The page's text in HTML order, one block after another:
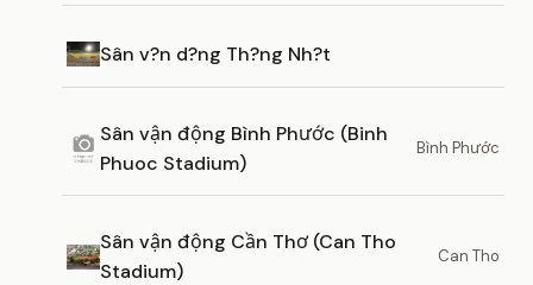
Sân v?n d?ng Th?ng Nh?t
Sân vận động Bình Phước (Binh
Phuoc Stadium)
Bình Phước
Sân vận động Cần Thơ (Can Tho
Stadium)
Can Tho